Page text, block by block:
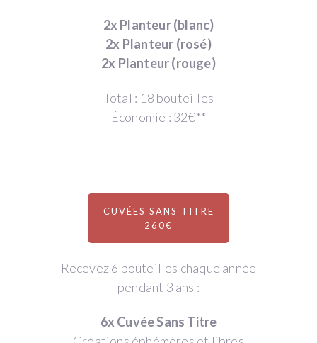
2x Planteur (blanc)
2x Planteur (rosé)
2x Planteur (rouge)
Total : 18 bouteilles
Économie : 32€**
CUVÉES SANS TITRE
260€
Recevez 6 bouteilles chaque année
pendant 3 ans :
6x Cuvée Sans Titre